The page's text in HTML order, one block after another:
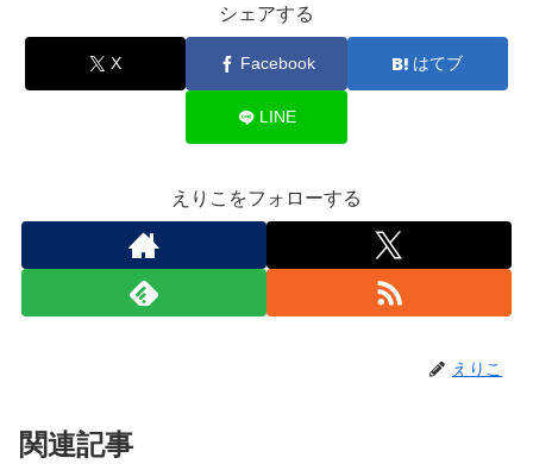
シェアする
X Facebook はてブ
LINE
えりこをフォローする
えりこ
関連記事